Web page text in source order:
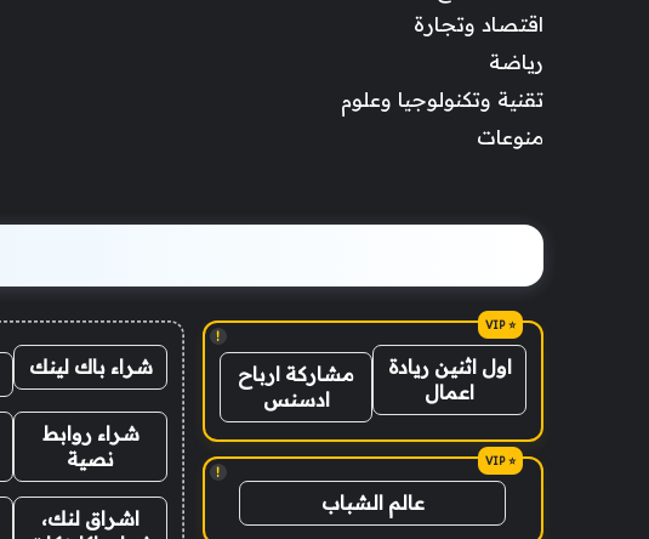
اقتصاد وتجارة
رياضة
تقنية وتكنولوجيا وعلوم
منوعات
!
اول اثنين ريادة
اعمال
مشاركة ارباح
ادسنس
!
عالم الشباب
شراء باك لينك
شراء روابط
نصية
اشراق لنك،